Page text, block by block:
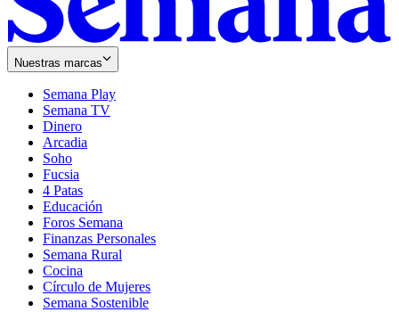
Nuestras marcas
Semana Play
Semana TV
Dinero
Arcadia
Soho
in
new
window
Fucsia
in
new
window
4 Patas
Educación
Foros Semana
Finanzas Personales
Semana Rural
Cocina
Círculo de Mujeres
Semana Sostenible